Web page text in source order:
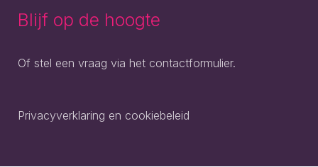
Blijf op de hoogte
Of stel een vraag via het contactformulier.
Privacyverklaring en cookiebeleid